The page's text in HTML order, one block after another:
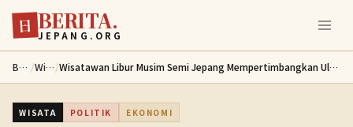
Lewati ke konten utama
日 BERITA.
JEPANG.ORG
Berita / Wisata/ Wisatawan Libur Musim Semi Jepang Mempertimbangkan Ulang Penerbangan Via Timur Tengah
WISATA POLITIK EKONOMI